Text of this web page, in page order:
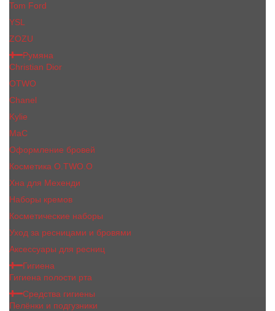
Tom Ford
YSL
ZOZU
Румяна
Christian Dior
OTWO
Сhanеl
Kylie
MaC
Оформление бровей
Косметика O.TWO.O
Хна для Мехенди
Наборы кремов
Косметические наборы
Уход за ресницами и бровями
Аксессуары для ресниц
Гигиена
Гигиена полости рта
Средства гигиены
Пелёнки и подгузники